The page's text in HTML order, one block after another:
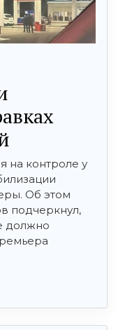
на контроле у
Об этом
подчеркнул,
должно